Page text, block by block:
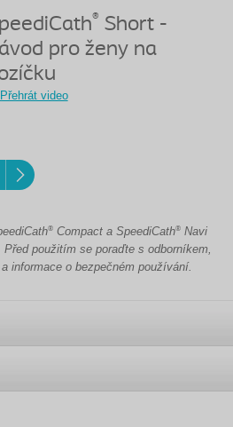
® Short -
pro ženy na
Přehrát video
® Compact a SpeediCath® Navi
použitím se poraďte s odborníkem,
informace o bezpečném používání.